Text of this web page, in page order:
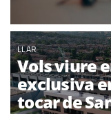
LLAR
Vols viure
exclusiva
tocar de